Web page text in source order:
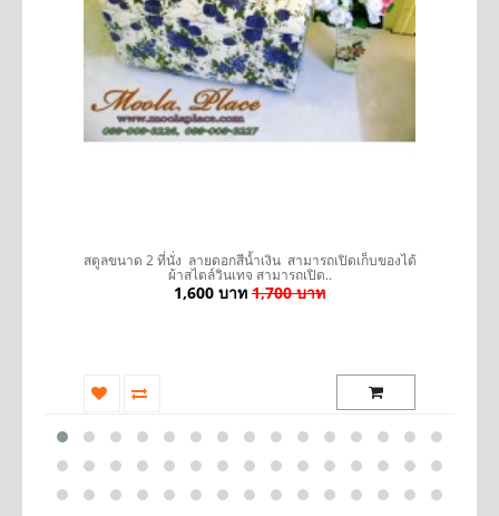
สตูลขนาด 2 ที่นั่ง ลายดอกสีน้ำเงิน สามารถเปิดเก็บของได้
ผ้าสไตล์วินเทจ สามารถเปิด..
1,600 บาท 1,700 บาท